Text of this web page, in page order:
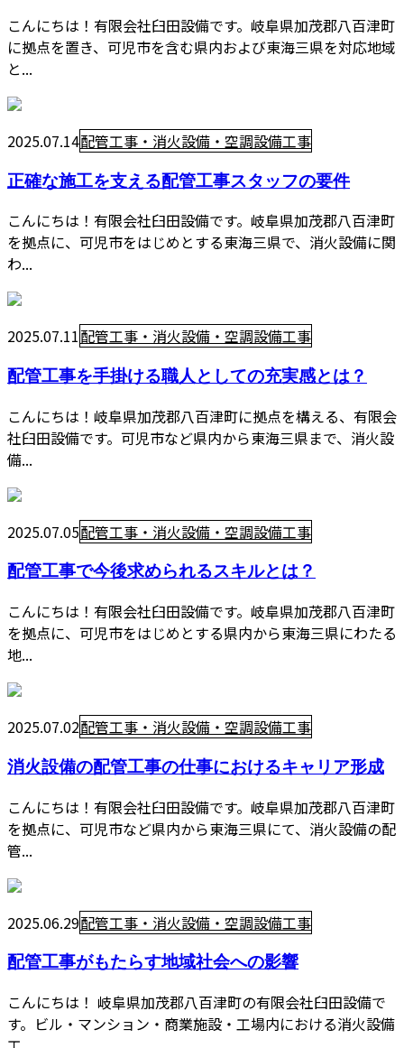
こんにちは！有限会社臼田設備です。岐阜県加茂郡八百津町
に拠点を置き、可児市を含む県内および東海三県を対応地域
と...
2025.07.14配管工事・消火設備・空調設備工事
正確な施工を支える配管工事スタッフの要件
こんにちは！有限会社臼田設備です。岐阜県加茂郡八百津町
を拠点に、可児市をはじめとする東海三県で、消火設備に関
わ...
2025.07.11配管工事・消火設備・空調設備工事
配管工事を手掛ける職人としての充実感とは？
こんにちは！岐阜県加茂郡八百津町に拠点を構える、有限会
社臼田設備です。可児市など県内から東海三県まで、消火設
備...
2025.07.05配管工事・消火設備・空調設備工事
配管工事で今後求められるスキルとは？
こんにちは！有限会社臼田設備です。岐阜県加茂郡八百津町
を拠点に、可児市をはじめとする県内から東海三県にわたる
地...
2025.07.02配管工事・消火設備・空調設備工事
消火設備の配管工事の仕事におけるキャリア形成
こんにちは！有限会社臼田設備です。岐阜県加茂郡八百津町
を拠点に、可児市など県内から東海三県にて、消火設備の配
管...
2025.06.29配管工事・消火設備・空調設備工事
配管工事がもたらす地域社会への影響
こんにちは！ 岐阜県加茂郡八百津町の有限会社臼田設備で
す。ビル・マンション・商業施設・工場内における消火設備